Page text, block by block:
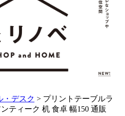
・デスク > プリントテーブルラ
ティーク 机 食卓 幅150 通販